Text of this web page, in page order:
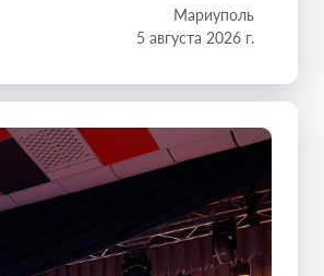
Мариуполь
5 августа 2026 г.